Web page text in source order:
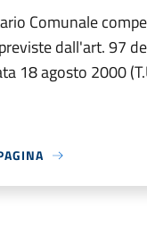
Comunale
dall'art. 97
18 agosto 2000